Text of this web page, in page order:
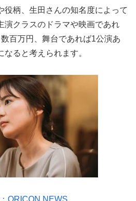
役柄、生田さんの知名度によって
演クラスのドラマや映画であれ
百万円、舞台であれば1公演あ
ると考えられます。